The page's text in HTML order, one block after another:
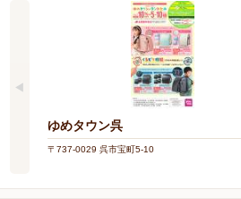
ゆめタウン呉
〒737-0029 呉市宝町5-10